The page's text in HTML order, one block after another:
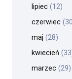
lipiec (12)
czerwiec
maj (28)
kwiecień
marzec (29)